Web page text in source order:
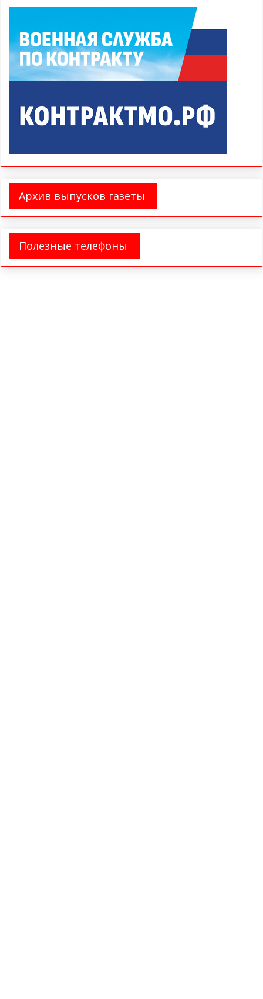
Архив выпусков газеты
Полезные телефоны